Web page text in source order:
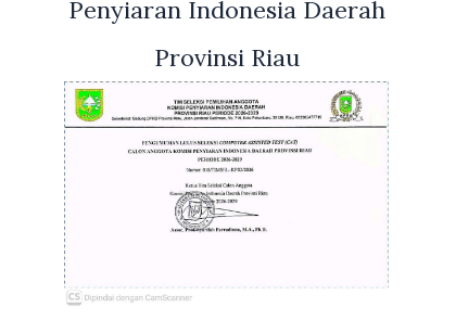
Penyiaran Indonesia Daerah
Provinsi Riau